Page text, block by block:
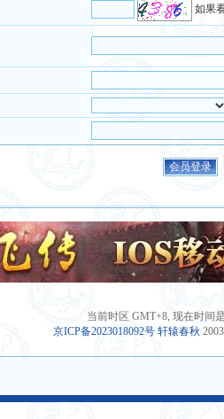
如果
当前时区 GMT+8, 现在时间
京ICP备2023018092号 轩辕春秋